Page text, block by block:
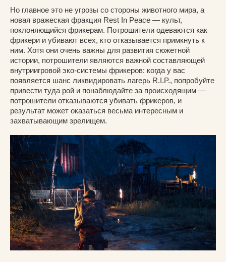
Но главное это не угрозы со стороны животного мира, а
новая вражеская фракция Rest In Peace — культ,
поклоняющийся фрикерам. Потрошители одеваются как
фрикери и убивают всех, кто отказывается примкнуть к
ним. Хотя они очень важны для развития сюжетной
истории, потрошители являются важной составляющей
внутриигровой эко-системы фрикеров: когда у вас
появляется шанс ликвидировать лагерь R.I.P., попробуйте
привести туда рой и понаблюдайте за происходящим —
потрошители отказываются убивать фрикеров, и
результат может оказаться весьма интересным и
захватывающим зрелищем.